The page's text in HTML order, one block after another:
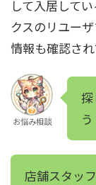
して入居して
クスのリユー
情報も確認され
お悩み相談
う
店舗スタッ